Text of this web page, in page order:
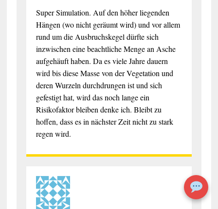
Super Simulation. Auf den höher liegenden
Hängen (wo nicht geräumt wird) und vor allem
rund um die Ausbruchskegel dürfte sich
inzwischen eine beachtliche Menge an Asche
aufgehäuft haben. Da es viele Jahre dauern
wird bis diese Masse von der Vegetation und
deren Wurzeln durchdrungen ist und sich
gefestigt hat, wird das noch lange ein
Risikofaktor bleiben denke ich. Bleibt zu
hoffen, dass es in nächster Zeit nicht zu stark
regen wird.